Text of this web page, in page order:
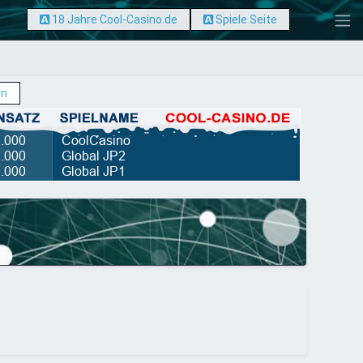
18 Jahre Cool-Casino.de Spiele Seite